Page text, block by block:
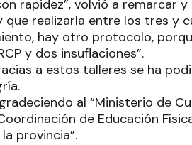
rapidez”, volvió a remarcar
realizarla entre los tres y
hay otro protocolo,
y dos insuflaciones”.
a estos talleres se ha
al “Ministerio de
de Educación
provincia”.